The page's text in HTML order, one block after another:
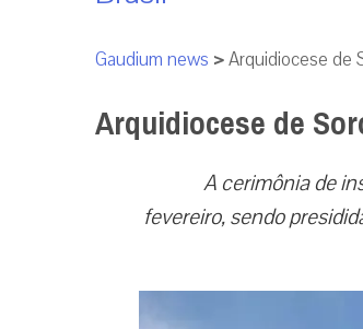
Gaudium news >Arquidiocese de
Arquidiocese de
A cerimônia de
fevereiro, sendo